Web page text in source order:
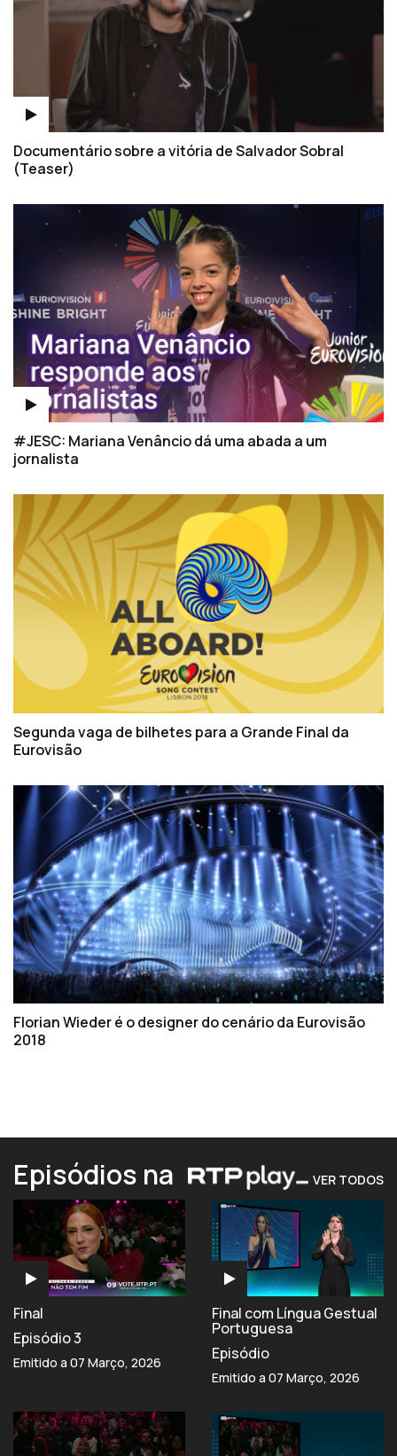
Documentário sobre a vitória de Salvador Sobral
(Teaser)
#JESC: Mariana Venâncio dá uma abada a um
jornalista
Segunda vaga de bilhetes para a Grande Final da
Eurovisão
Florian Wieder é o designer do cenário da Eurovisão
2018
Episódios na VER TODOS
Final
Episódio 3
Emitido a 07 Março, 2026
Final com Língua Gestual
Portuguesa
Episódio
Emitido a 07 Março, 2026